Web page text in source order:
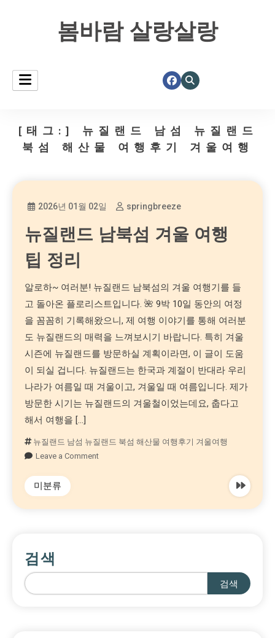
봄바람 살랑살랑
[태그:] 뉴질랜드 남섬 뉴질랜드
북섬 해산물 여행후기 겨울여행
2026년 01월 02일 springbreeze
뉴질랜드 남북섬 겨울 여행
팁 정리
알로하~ 여러분! 뉴질랜드 남북섬의 겨울 여행기를 들
고 돌아온 플로리스트입니다. 🌺 9박 10일 동안의 여정
을 꼼꼼히 기록해왔으니, 제 여행 이야기를 통해 여러분
도 뉴질랜드의 매력을 느껴보시기 바랍니다. 특히 겨울
시즌에 뉴질랜드를 방문하실 계획이라면, 이 글이 도움
이 되실 겁니다. 뉴질랜드는 한국과 계절이 반대라 우리
나라가 여름일 때 겨울이고, 겨울일 때 여름입니다. 제가
방문한 시기는 뉴질랜드의 겨울철이었는데요, 춥다고
해서 여행을 […]
뉴질랜드 남섬 뉴질랜드 북섬 해산물 여행후기 겨울여행
Leave a Comment
미분류
검색
검색